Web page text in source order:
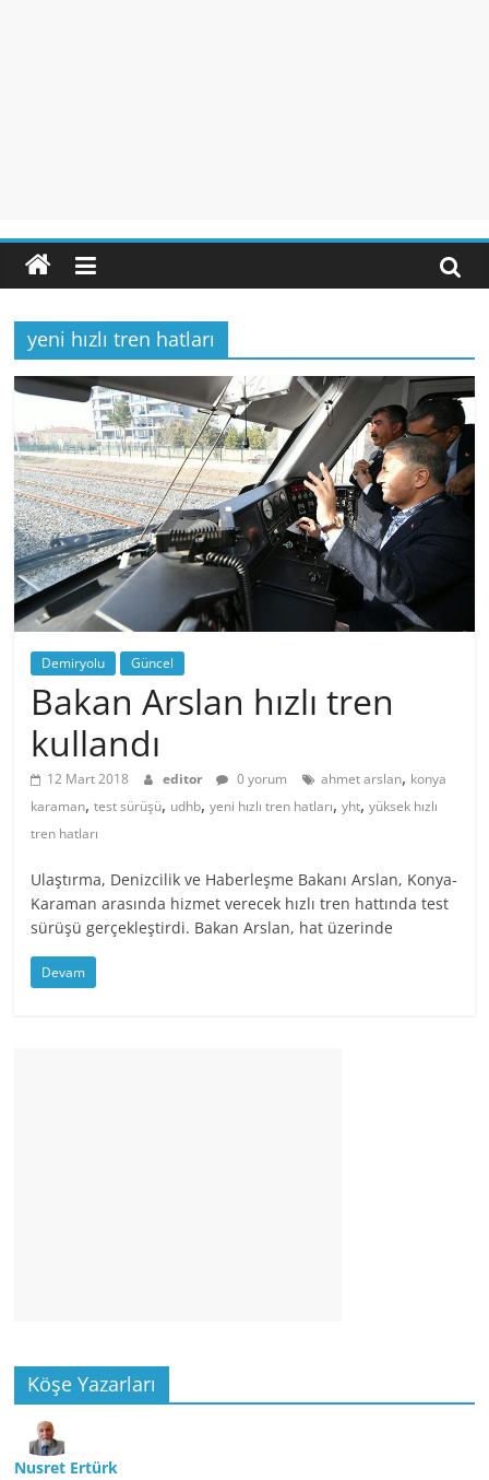
yeni hızlı tren hatları
Demiryolu Güncel
Bakan Arslan hızlı tren
kullandı
12 Mart 2018 editor 0 yorum ahmet arslan, konya
karaman,test sürüşü, udhb,yeni hızlı tren hatları,yht,yüksek hızlı
tren hatları
Ulaştırma, Denizcilik ve Haberleşme Bakanı Arslan, Konya-
Karaman arasında hizmet verecek hızlı tren hattında test
sürüşü gerçekleştirdi. Bakan Arslan, hat üzerinde
Devam
Köşe Yazarları
Nusret Ertürk